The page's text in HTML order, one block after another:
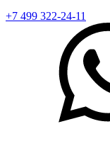
+7 499 322-24-11